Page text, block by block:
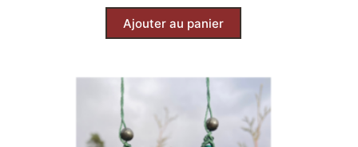
Ajouter au panier